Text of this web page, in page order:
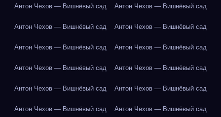
Антон Чехов — Вишнёвый сад Антон Чехов — Вишнёвый сад
Антон Чехов — Вишнёвый сад Антон Чехов — Вишнёвый сад
Антон Чехов — Вишнёвый сад Антон Чехов — Вишнёвый сад
Антон Чехов — Вишнёвый сад Антон Чехов — Вишнёвый сад
Антон Чехов — Вишнёвый сад Антон Чехов — Вишнёвый сад
Антон Чехов — Вишнёвый сад Антон Чехов — Вишнёвый сад